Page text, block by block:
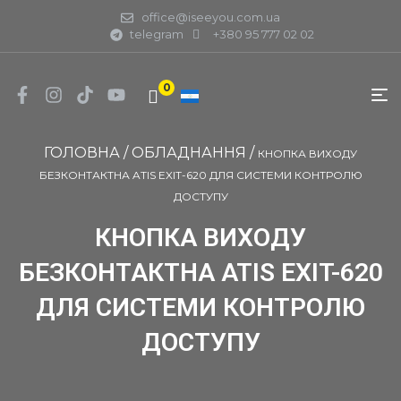
office@iseeyou.com.ua
telegram
+380 95 777 02 02
0
ГОЛОВНА / ОБЛАДНАННЯ / КНОПКА ВИХОДУ
БЕЗКОНТАКТНА ATIS EXIT-620 ДЛЯ СИСТЕМИ КОНТРОЛЮ
ДОСТУПУ
КНОПКА ВИХОДУ
БЕЗКОНТАКТНА ATIS EXIT-620
ДЛЯ СИСТЕМИ КОНТРОЛЮ
ДОСТУПУ